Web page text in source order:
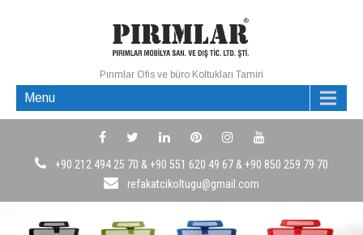
Pırımlar Ofis ve büro Koltukları Tamiri
Menu
+90 212 494 25 70 & +90 551 620 49 67 & +90 850 259 79 70
refakatcikoltugu@gmail.com